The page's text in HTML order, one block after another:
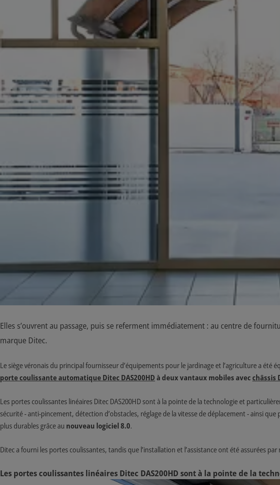
Elles s’ouvrent au passage, puis se referment immédiatement : au centre de
marque Ditec.
Le siège véronais du principal fournisseur d’équipements pour le jardinage et l’agriculture a été
porte coulissante automatique Ditec DAS200HD à deux vantaux mobiles avec châssis
Les portes coulissantes linéaires Ditec DAS200HD sont à la pointe de la technologie et
sécurité - anti-pincement, détection d’obstacles, réglage de la vitesse de déplacement - ainsi que
plus durables grâce au nouveau logiciel 8.0.
Ditec a fourni les portes coulissantes, tandis que l’installation et l’assistance ont été assurées
Les portes coulissantes linéaires Ditec DAS200HD sont à la pointe de la